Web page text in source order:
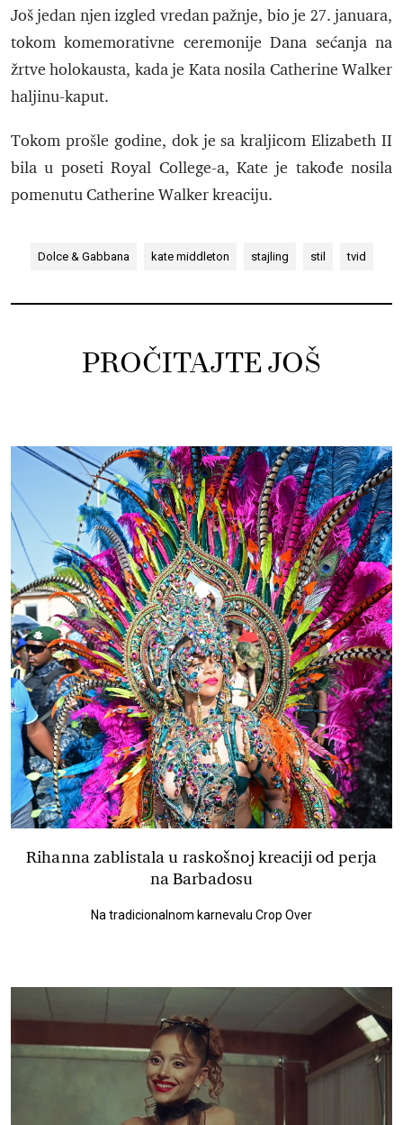
Još jedan njen izgled vredan pažnje, bio je 27. januara,
tokom komemorativne ceremonije Dana sećanja na
žrtve holokausta, kada je Kata nosila Catherine Walker
haljinu-kaput.
Tokom prošle godine, dok je sa kraljicom Elizabeth II
bila u poseti Royal College-a, Kate je takođe nosila
pomenutu Catherine Walker kreaciju.
Dolce & Gabbana kate middleton stajling stil tvid
PROČITAJTE JOŠ
Rihanna zablistala u raskošnoj kreaciji od perja
na Barbadosu
Na tradicionalnom karnevalu Crop Over